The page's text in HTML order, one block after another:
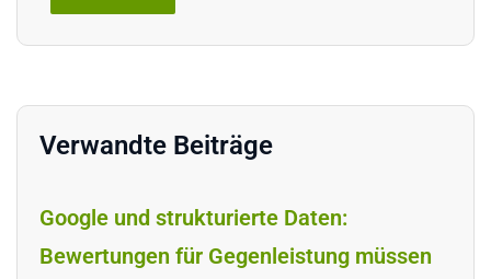
Verwandte Beiträge
Google und strukturierte Daten:
Bewertungen für Gegenleistung müssen